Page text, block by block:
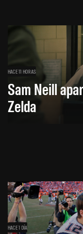
HACE 11 HORAS
Sam Neill
Zelda
HACE 1 DÍA